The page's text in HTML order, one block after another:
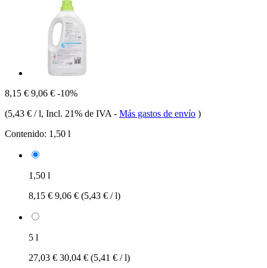
8,15 € 9,06 € -10%
(5,43 € / l, Incl. 21% de IVA - Más gastos de envío )
Contenido: 1,50 l
1,50 l
8,15 € 9,06 € (5,43 € / l)
5 l
27,03 € 30,04 € (5,41 € / l)